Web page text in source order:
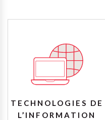
TECHNOLOGIES DE
L’INFORMATION